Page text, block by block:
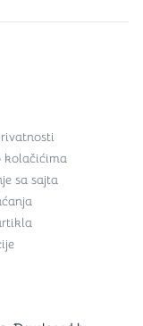
kolačićima
sa sajta